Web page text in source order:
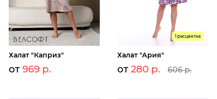
Халат "Каприз"
от 969 р.
1 расцветка
Халат "Ария"
от 280 р. 606 р.